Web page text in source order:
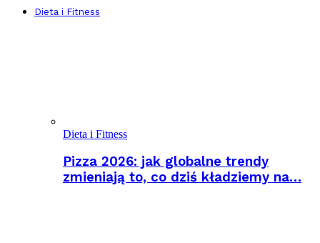
Dieta i Fitness
Dieta i Fitness
Pizza 2026: jak globalne trendy
zmieniają to, co dziś kładziemy na…